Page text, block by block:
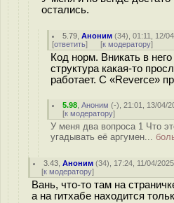
остались.
5.79 ,Аноним (34), 01:11, 12/
[ответить] [к модератору]
Код норм. Вникать в
структура какая-то
работает. С «Reverce»
5.98 ,Аноним (-), 21:01, 13/04/
[к модератору]
У меня два вопроса 1 Что
угадывать её аргумен...
3.43 ,Аноним (34), 17:24, 11/04/
[к модератору]
Вань, что-то там на
а на гитхабе находится